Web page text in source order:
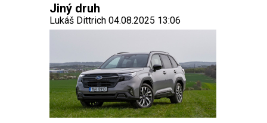
Jiný druh
Lukáš Dittrich 04.08.2025 13:06